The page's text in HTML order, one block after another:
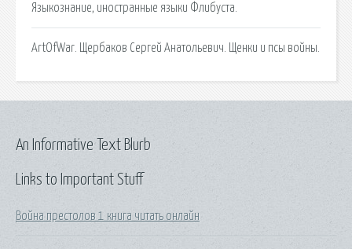
Языкознание, иностранные языки Флибуста.
ArtOfWar. Щербаков Сергей Анатольевич. Щенки и псы войны.
Links to Important Stuff
Война престолов 1 книга читать онлайн
An Informative Text Blurb